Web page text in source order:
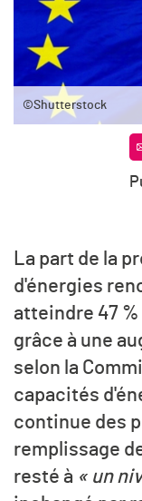
©Shutterstock
La part de la
d'énergies
atteindre 47
grâce à une
selon la
capacités
continue des
remplissage
resté à « un